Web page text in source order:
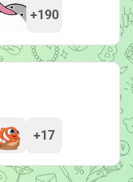
+190
+17